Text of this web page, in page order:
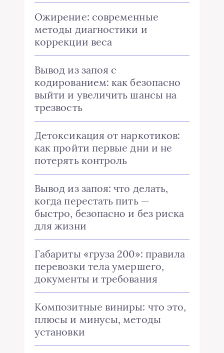
Ожирение: современные
методы диагностики и
коррекции веса
Вывод из запоя с
кодированием: как безопасно
выйти и увеличить шансы на
трезвость
Детоксикация от наркотиков:
как пройти первые дни и не
потерять контроль
Вывод из запоя: что делать,
когда перестать пить —
быстро, безопасно и без риска
для жизни
Габариты «груза 200»: правила
перевозки тела умершего,
документы и требования
Композитные виниры: что это,
плюсы и минусы, методы
установки